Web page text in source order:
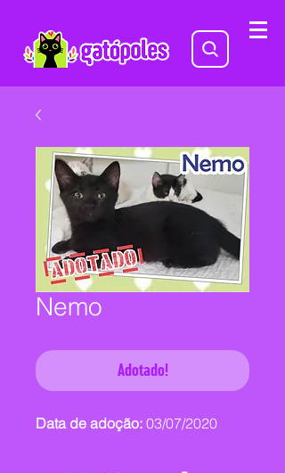
Nemo
Adotado!
Data de adoção: 03/07/2020